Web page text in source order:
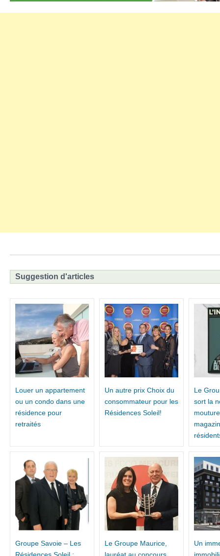
Suggestion d'articles
Louer un appartement
ou un condo dans une
résidence pour
retraités
Un autre prix Choix du
consommateur pour les
Résidences Soleil!
Le
sort la
Groupe Savoie – Les
Résidences Soleil :
Le Groupe Maurice,
lauréat au concours
Un